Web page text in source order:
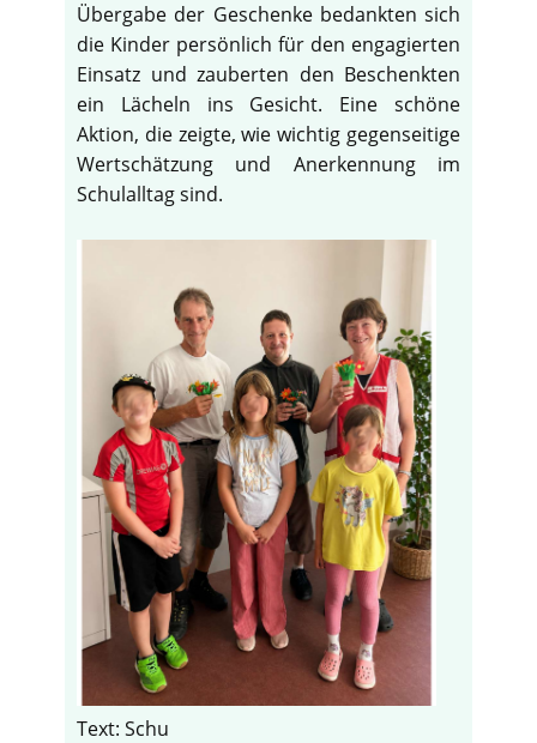
Übergabe der Geschenke bedankten sich
die Kinder persönlich für den engagierten
Einsatz und zauberten den Beschenkten
ein Lächeln ins Gesicht. Eine schöne
Aktion, die zeigte, wie wichtig gegenseitige
Wertschätzung und Anerkennung im
Schulalltag sind.
Text: Schu